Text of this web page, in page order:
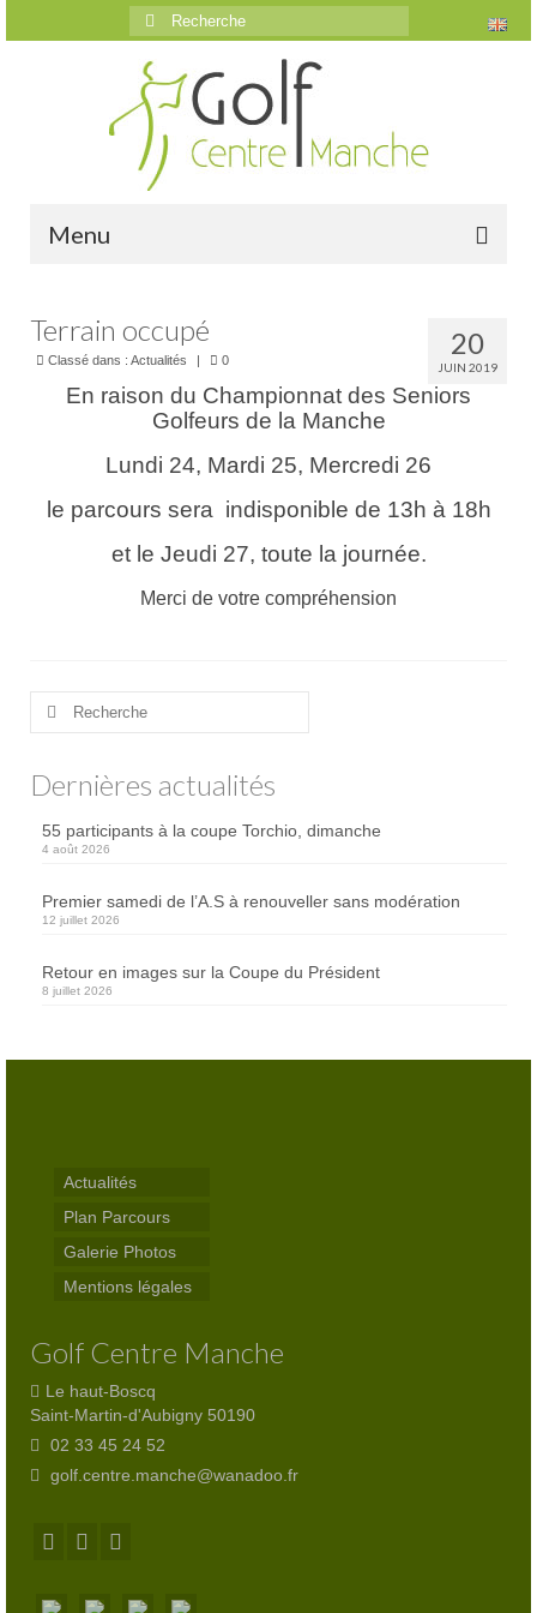
Rechercher
:
Menu
Le golf
Présentation
Vidéos trou par trou
Trou n°1
Trou n°2
Trou n°4
Trou n°6
Trou n°7
Trou n°8
Plan
Practice
Hébergement
Abonnements
Enseignement
Compétitions
20
JUIN 2019
Terrain occupé
Classé dans : Actualités | 0
En raison du Championnat des Seniors
Golfeurs de la Manche
Lundi 24, Mardi 25, Mercredi 26
le parcours sera indisponible de 13h à 18h
et le Jeudi 27, toute la journée.
Merci de votre compréhension
Rechercher
Dernières actualités
55 participants à la coupe Torchio, dimanche
4 août 2026
Premier samedi de l’A.S à renouveller sans modération
12 juillet 2026
Retour en images sur la Coupe du Président
8 juillet 2026
Actualités
Plan Parcours
Galerie Photos
Mentions légales
Golf Centre Manche
Le haut-Boscq
Saint-Martin-d'Aubigny 50190
02 33 45 24 52
golf.centre.manche@wanadoo.fr